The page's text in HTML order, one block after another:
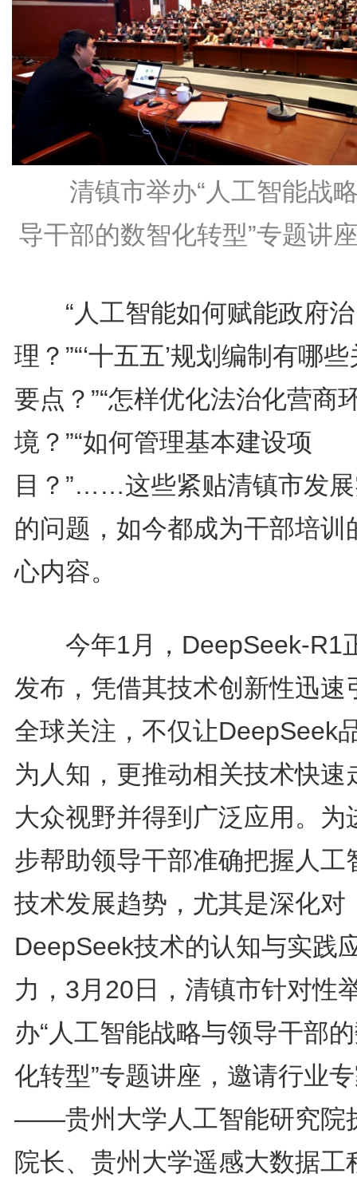
清镇市举办“人工智能战
导干部的数智化转型”专题讲
“人工智能如何赋能政府治
理？”“‘十五五’规划编制有哪
要点？”“怎样优化法治化营商
境？”“如何管理基本建设项
目？”……这些紧贴清镇市发
的问题，如今都成为干部培训
心内容。
今年1月，DeepSeek-R1
发布，凭借其技术创新性迅速
全球关注，不仅让DeepSeek
为人知，更推动相关技术快速
大众视野并得到广泛应用。为
步帮助领导干部准确把握人工
技术发展趋势，尤其是深化对
DeepSeek技术的认知与实践
力，3月20日，清镇市针对性
办“人工智能战略与领导干部
化转型”专题讲座，邀请行业
——贵州大学人工智能研究院
院长、贵州大学遥感大数据工